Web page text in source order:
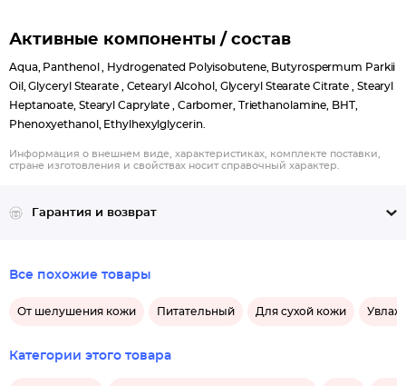
Активные компоненты / состав
Aqua, Panthenol , Hydrogenated Polyisobutene, Butyrospermum Parkii
Oil, Glyceryl Stearate , Cetearyl Аlcohol, Glyceryl Stearate Citrate , Stearyl
Heptanoate, Stearyl Caprylate , Carbomer, Тriethanolamine, BHT,
Phenoxyethanol, Ethylhexylglycerin.
Информация о внешнем виде, характеристиках, комплекте поставки,
стране изготовления и свойствах носит справочный характер.
Гарантия и возврат
Все похожие товары
От шелушения кожи Питательный Для сухой кожи
Категории этого товара